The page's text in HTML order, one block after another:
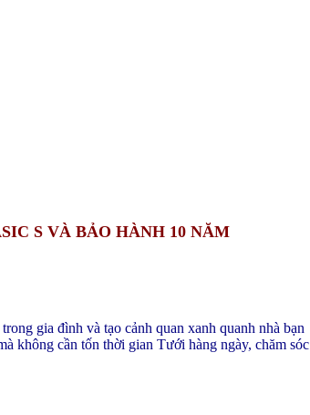
S VÀ BẢO HÀNH 10 NĂM
gia đình và tạo cảnh quan xanh quanh nhà bạn
không cần tốn thời gian Tưới hàng ngày, chăm sóc